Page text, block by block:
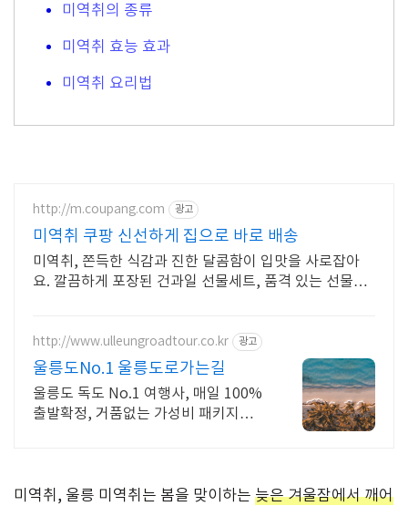
미역취의 종류
미역취 효능 효과
미역취 요리법
http://m.coupang.com 광고
미역취 쿠팡 신선하게 집으로 바로 배송
미역취, 쫀득한 식감과 진한 달콤함이 입맛을 사로잡아
요. 깔끔하게 포장된 건과일 선물세트, 품격 있는 선물을
http://www.ulleungroadtour.co.kr 광고
울릉도No.1 울릉도로가는길
울릉도 독도 No.1 여행사, 매일 100%
출발확정, 거품없는 가성비 패키지상
미역취, 울릉 미역취는 봄을 맞이하는 늦은 겨울잠에서 깨어